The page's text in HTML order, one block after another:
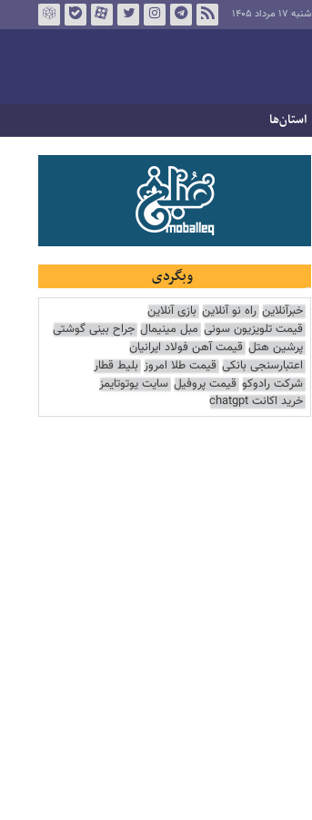
شنبه ۱۷ مرداد ۱۴۰۵
استان‌ها
وبگردی
خبرآنلاین راه نو آنلاین بازی آنلاین
قیمت تلویزیون سونی مبل مینیمال جراح بینی گوشتی
پرشین هتل قیمت آهن فولاد ایرانیان
اعتبارسنجی بانکی قیمت طلا امروز بلیط قطار
شرکت رادوکو قیمت پروفیل سایت یوتوتایمز
خرید اکانت chatgpt